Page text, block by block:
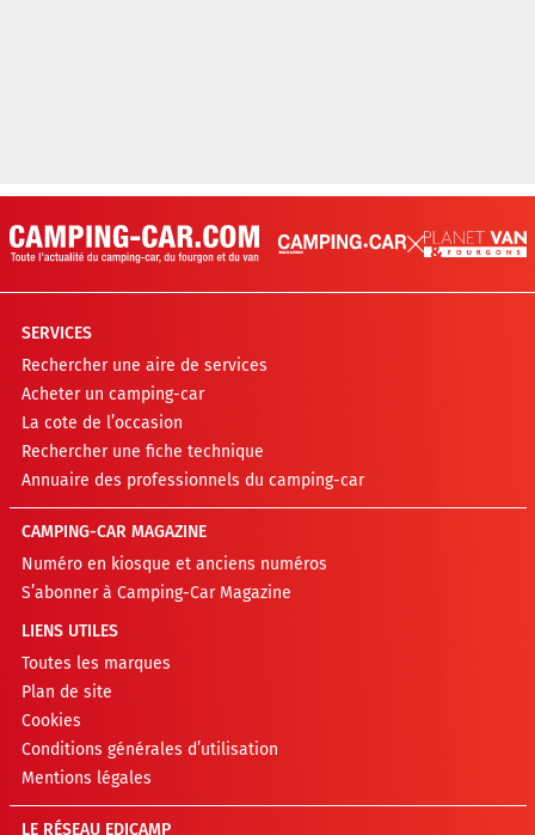
SERVICES
Rechercher une aire de services
Acheter un camping-car
La cote de l’occasion
Rechercher une fiche technique
Annuaire des professionnels du camping-car
CAMPING-CAR MAGAZINE
Numéro en kiosque et anciens numéros
S’abonner à Camping-Car Magazine
LIENS UTILES
Toutes les marques
Plan de site
Cookies
Conditions générales d’utilisation
Mentions légales
LE RÉSEAU EDICAMP